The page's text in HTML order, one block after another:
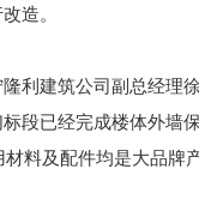
造。
建筑公司副总经理徐
段已经完成楼体外墙
料及配件均是大品